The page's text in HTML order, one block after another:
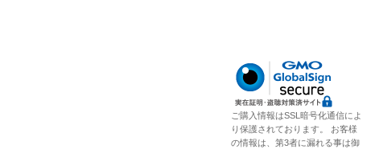
ご購入情報はSSL暗号化通信によ
り保護されております。 お客様
の情報は、第3者に漏れる事は御